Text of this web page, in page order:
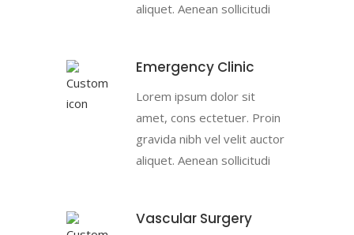
aliquet. Aenean sollicitudi
Emergency Clinic
Lorem ipsum dolor sit
amet, cons ectetuer. Proin
gravida nibh vel velit auctor
aliquet. Aenean sollicitudi
Vascular Surgery